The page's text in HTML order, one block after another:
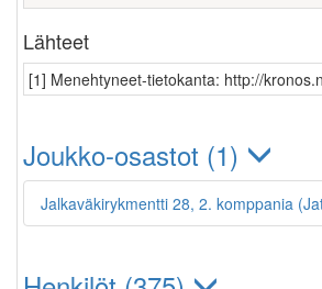
Lähteet
[1] Menehtyneet-tietokanta: http://
Joukko-osastot (1)
Jalkaväkirykmentti 28, 2. komppania